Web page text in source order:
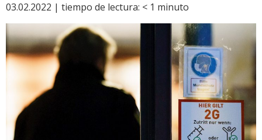
03.02.2022 | tiempo de lectura: < 1 minuto